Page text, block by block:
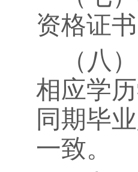
资格证书
（八
相应学
同期毕
一致。